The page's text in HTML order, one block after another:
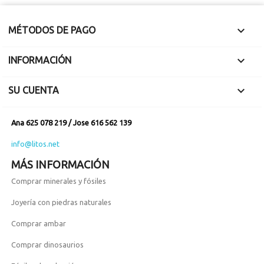
MÉTODOS DE PAGO 
INFORMACIÓN 
SU CUENTA 
Ana 625 078 219 / Jose 616 562 139
info@litos.net
MÁS INFORMACIÓN
Comprar minerales y fósiles
Joyería con piedras naturales
Comprar ambar
Comprar dinosaurios